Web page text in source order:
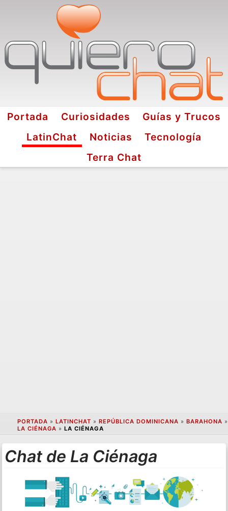
Portada Curiosidades
Guías y Trucos
LatinChat
Noticias
Tecnología
Terra Chat
PORTADA » LATINCHAT » REPÚBLICA DOMINICANA » BARAHONA »
LA CIÉNAGA » LA CIÉNAGA
Chat de La Ciénaga